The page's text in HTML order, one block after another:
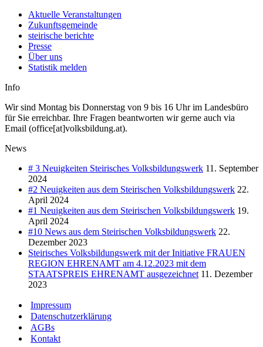
Aktuelle Veranstaltungen
Zukunftsgemeinde
steirische berichte
Presse
Über uns
Statistik melden
Info
Wir sind Montag bis Donnerstag von 9 bis 16 Uhr im Landesbüro
für Sie erreichbar. Ihre Fragen beantworten wir gerne auch via
Email (office[at]volksbildung.at).
News
# 3 Neuigkeiten Steirisches Volksbildungswerk 11. September
2024
#2 Neuigkeiten aus dem Steirischen Volksbildungswerk 22.
April 2024
#1 Neuigkeiten aus dem Steirischen Volksbildungswerk 19.
April 2024
#10 News aus dem Steirischen Volksbildungswerk 22.
Dezember 2023
Steirisches Volksbildungswerk mit der Initiative FRAUEN
REGION EHRENAMT am 4.12.2023 mit dem
STAATSPREIS EHRENAMT ausgezeichnet 11. Dezember
2023
Impressum
Datenschutzerklärung
AGBs
Kontakt